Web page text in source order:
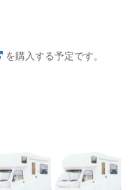
を購入する予定です。